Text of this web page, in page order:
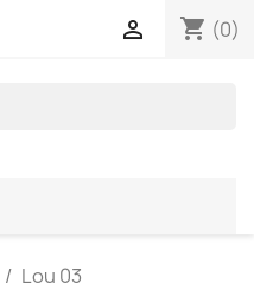
shopping_cart (0)

Lou 03